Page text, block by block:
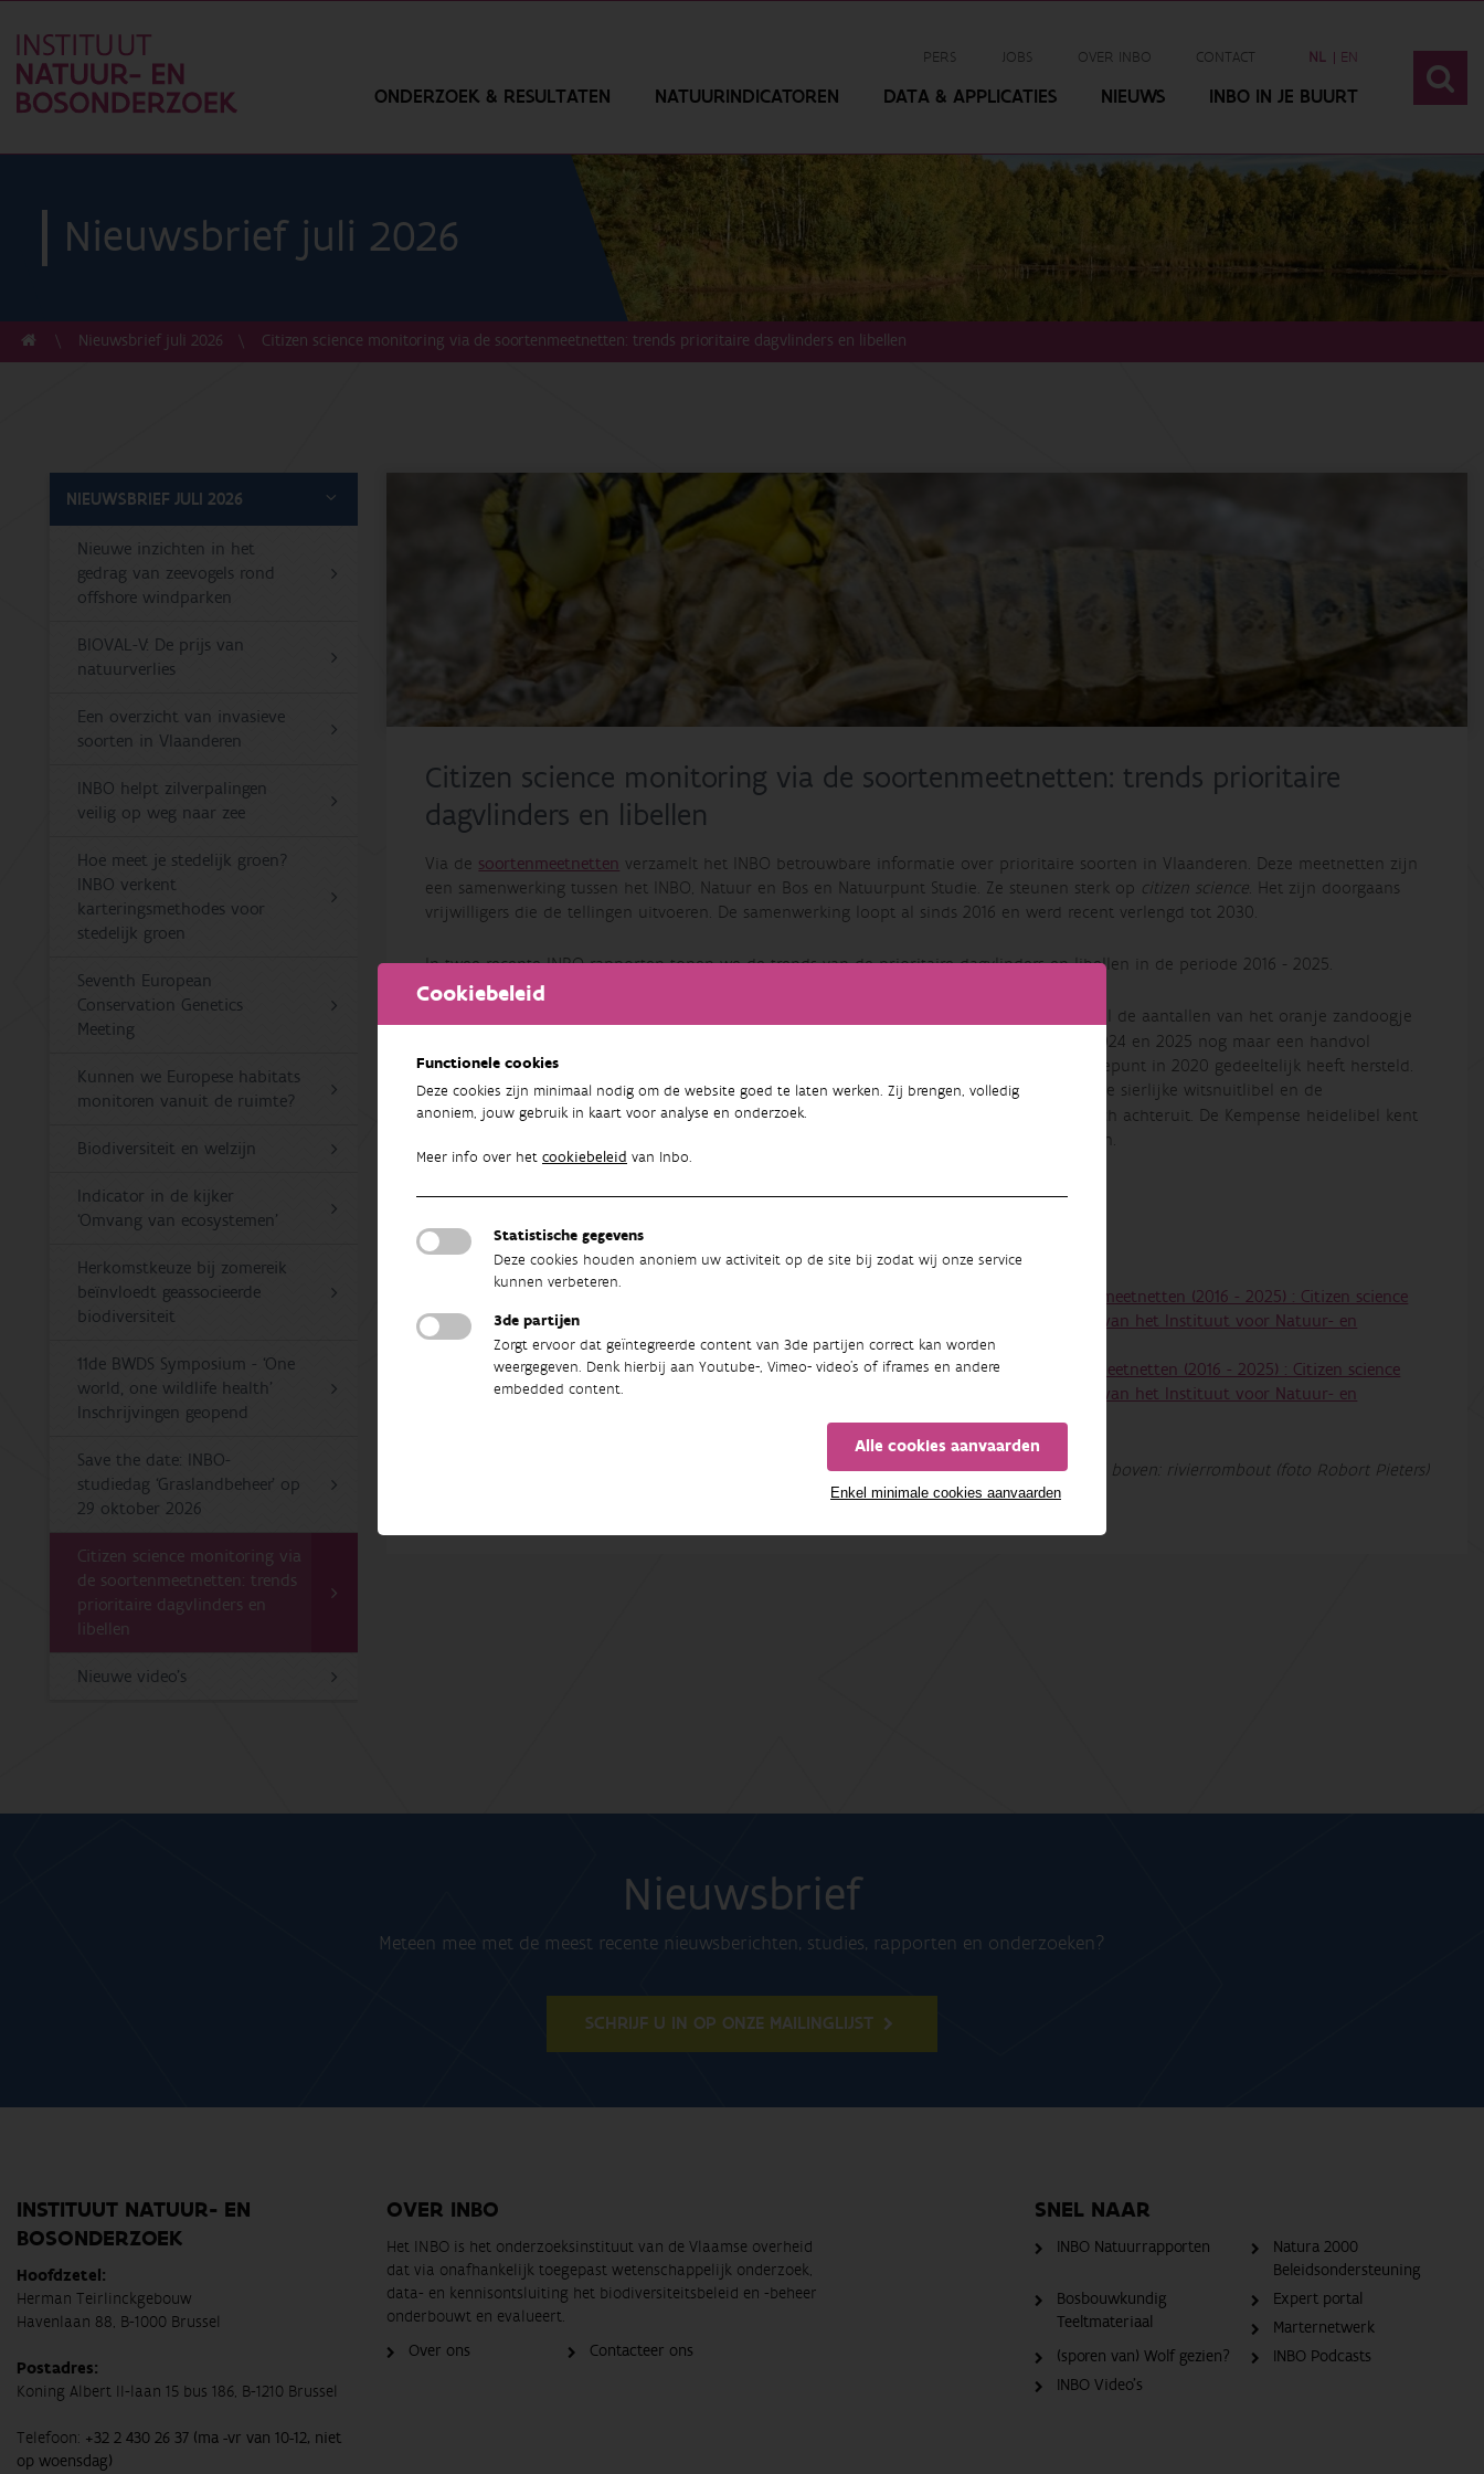
Cookiebeleid
Functionele cookies
Deze cookies zijn minimaal nodig om de website goed te laten werken. Zij brengen, volledig
anoniem, jouw gebruik in kaart voor analyse en onderzoek.
Meer info over het cookiebeleid van Inbo.
Statistische gegevens
Deze cookies houden anoniem uw activiteit op de site bij zodat wij onze service
kunnen verbeteren.
3de partijen
Zorgt ervoor dat geïntegreerde content van 3de partijen correct kan worden
weergegeven. Denk hierbij aan Youtube-, Vimeo- video's of iframes en andere
embedded content.
Alle cookies aanvaarden
Enkel minimale cookies aanvaarden
PERS JOBS OVER INBO CONTACT NL EN
ONDERZOEK & RESULTATEN NATUURINDICATOREN DATA & APPLICATIES NIEUWS INBO IN JE BUURT
Nieuwsbrief juli 2026
Nieuwsbrief juli 2026 Citizen science monitoring via de soortenmeetnetten: trends prioritaire dagvlinders en libellen
NIEUWSBRIEF JULI 2026
Nieuwe inzichten in het
gedrag van zeevogels rond
offshore windparken
BIOVAL-V: De prijs van
natuurverlies
Een overzicht van invasieve
soorten in Vlaanderen
INBO helpt zilverpalingen
veilig op weg naar zee
Hoe meet je stedelijk groen?
INBO verkent
karteringsmethodes voor
stedelijk groen
Seventh European
Conservation Genetics
Meeting
Kunnen we Europese habitats
monitoren vanuit de ruimte?
Biodiversiteit en welzijn
Indicator in de kijker
‘Omvang van ecosystemen’
Herkomstkeuze bij zomereik
beïnvloedt geassocieerde
biodiversiteit
11de BWDS Symposium - ‘One
world, one wildlife health’
Inschrijvingen geopend
Save the date: INBO-
studiedag ‘Graslandbeheer’ op
29 oktober 2026
Citizen science monitoring via
de soortenmeetnetten: trends
prioritaire dagvlinders en
libellen
Nieuwe video’s
Citizen science monitoring via de soortenmeetnetten: trends prioritaire
dagvlinders en libellen
Via de soortenmeetnetten verzamelt het INBO betrouwbare informatie over prioritaire soorten in Vlaanderen. Deze meetnetten zijn
een samenwerking tussen het INBO, Natuur en Bos en Natuurpunt Studie. Ze steunen sterk op citizen science. Het zijn doorgaans
vrijwilligers die de tellingen uitvoeren. De samenwerking loopt al sinds 2016 en werd recent verlengd tot 2030.
In twee recente INBO rapporten tonen we de trends van de prioritaire dagvlinders en libellen in de periode 2016 - 2025.
zien we een afname tot sterke afname in aantallen. Enkel de aantallen van het oranje zandoogje
blijven stabiel. De sterkste achteruitgang zien we bij het klaverblauwtje, waarvan in 2024 en 2025 nog maar een handvol
exemplaren werden geteld. Een lichtpuntje is de kommavlinder, die zich na een dieptepunt in 2020 gedeeltelijk heeft hersteld.
Bij de libellenzien we dat er enkele soorten flink op vooruit gaan: de aantallen van de sierlijke witsnuitlibel en de
rivierrombout nemen sterk toe. Maar een meerderheid van de libellensoorten gaat toch achteruit. De Kempense heidelibel kent
de sterkste daling en we vrezen dat de soort over enkele jaren verdwijnt in Vlaanderen.
Toon Westra, Geert De Knijf, Dirk Maes, Sam Van de Poel en Stijn Van Onsem
Meer lezen:
Westra, Toon ; De Knijf, Geert ; Ledegen, Hannes et al. / Trends op basis van de libellenmeetnetten (2016 - 2025) : Citizen science
monitoring in Vlaanderen. Instituut voor Natuur- en Bosonderzoek, 2026. (Rapporten van het Instituut voor Natuur- en
Bosonderzoek; 37).
Westra, Toon ; Maes, Dirk ; Veraghtert, Wim et al. / Trends op basis van de dagvlindermeetnetten (2016 - 2025) : Citizen science
monitoring in Vlaanderen. Instituut voor Natuur- en Bosonderzoek, 2026. (Rapporten van het Instituut voor Natuur- en
Beeld boven: rivierrombout (foto Robort Pieters)
Nieuwsbrief
Meteen mee met de meest recente nieuwsberichten, studies, rapporten en onderzoeken?
SCHRIJF U IN OP ONZE MAILINGLIJST
INSTITUUT NATUUR- EN
BOSONDERZOEK
Hoofdzetel:
Herman Teirlinckgebouw
Havenlaan 88, B-1000 Brussel
Postadres:
Koning Albert II-laan 15 bus 186, B-1210 Brussel
Telefoon: +32 2 430 26 37 (ma -vr van 10-12, niet
op woensdag)
OVER INBO
Het INBO is het onderzoeksinstituut van de Vlaamse overheid
dat via onafhankelijk toegepast wetenschappelijk onderzoek,
data- en kennisontsluiting het biodiversiteitsbeleid en -beheer
onderbouwt en evalueert.
Over ons
Contacteer ons
SNEL NAAR
INBO Natuurrapporten
Natura 2000
Beleidsondersteuning
Bosbouwkundig
Teeltmateriaal
Expert portal
Marternetwerk
(sporen van) Wolf gezien?
INBO Podcasts
INBO Video's